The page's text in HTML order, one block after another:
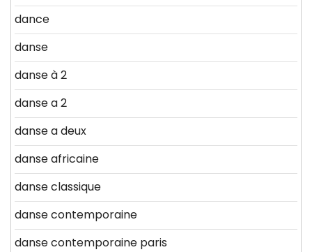
dance
danse
danse à 2
danse a 2
danse a deux
danse africaine
danse classique
danse contemporaine
danse contemporaine paris